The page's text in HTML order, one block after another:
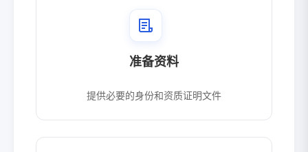
准备资料
提供必要的身份和资质证明文件